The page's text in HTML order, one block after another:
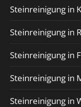
Steinreinigung in
Steinreinigung in
Steinreinigung in
Steinreinigung in
Steinreinigung in